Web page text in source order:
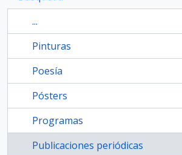
...
Pinturas
Poesía
Pósters
Programas
Publicaciones periódicas